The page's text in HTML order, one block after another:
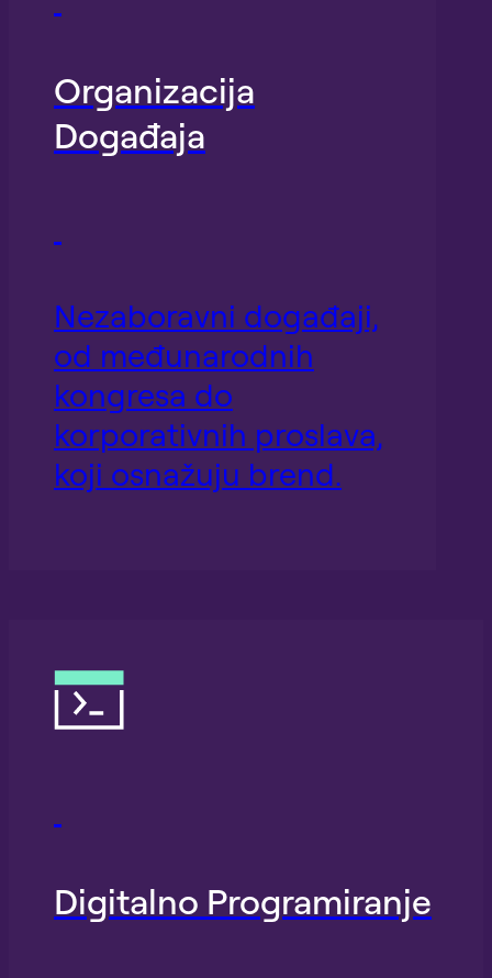
Organizacija
Događaja
Nezaboravni događaji,
od međunarodnih
kongresa do
korporativnih proslava,
koji osnažuju brend.
Digitalno Programiranje